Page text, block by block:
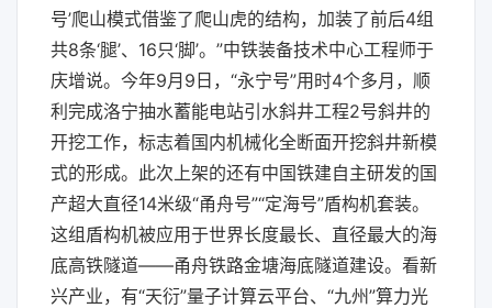
号’爬山模式借鉴了爬山虎的结构，加装了前后4组
共8条‘腿’、16只‘脚’。”中铁装备技术中心工程师于
庆增说。今年9月9日，“永宁号”用时4个多月，顺
利完成洛宁抽水蓄能电站引水斜井工程2号斜井的
开挖工作，标志着国内机械化全断面开挖斜井新模
式的形成。此次上架的还有中国铁建自主研发的国
产超大直径14米级“甬舟号”“定海号”盾构机套装。
这组盾构机被应用于世界长度最长、直径最大的海
底高铁隧道——甬舟铁路金塘海底隧道建设。看新
兴产业，有“天衍”量子计算云平台、“九州”算力光